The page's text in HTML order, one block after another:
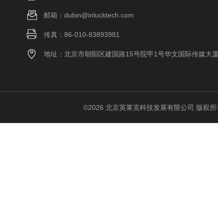
邮箱：dubin@inlucktech.com
传真：86-010-83893981
地址：北京市朝阳区建国路15号院甲1号华文国际传媒大
©2026 北京英莱克科技发展有限公司 版